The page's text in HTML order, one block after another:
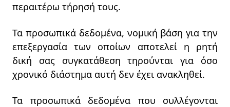
περαιτέρω τήρησή τους.
Τα προσωπικά δεδομένα, νομική βάση για την
επεξεργασία των οποίων αποτελεί η ρητή
δική σας συγκατάθεση τηρούνται για όσο
χρονικό διάστημα αυτή δεν έχει ανακληθεί.
Τα προσωπικά δεδομένα που συλλέγονται